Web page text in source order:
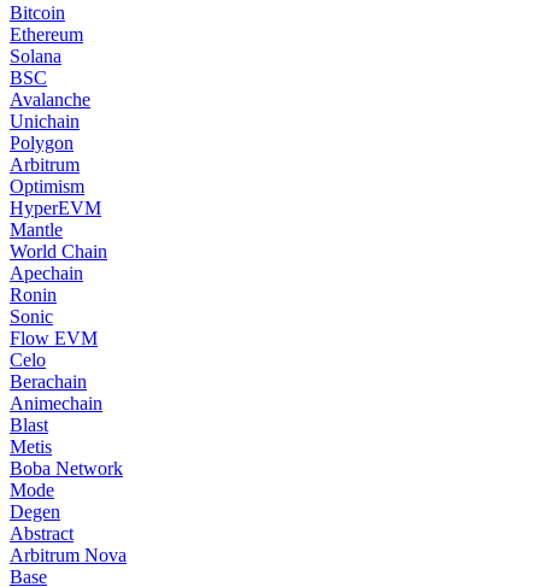
Bitcoin
Ethereum
Solana
BSC
Avalanche
Unichain
Polygon
Arbitrum
Optimism
HyperEVM
Mantle
World Chain
Apechain
Ronin
Sonic
Flow EVM
Celo
Berachain
Animechain
Blast
Metis
Boba Network
Mode
Degen
Abstract
Arbitrum Nova
Base